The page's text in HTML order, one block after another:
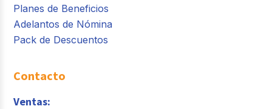
Planes de Beneficios
Adelantos de Nómina
Pack de Descuentos
Contacto
Ventas: